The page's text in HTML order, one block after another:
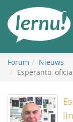
inhoud
Forum
Nieuws
Esperanto,